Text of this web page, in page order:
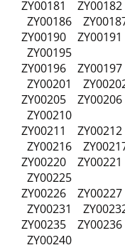
ZY00181
ZY00186
ZY00190
ZY00195
ZY00196
ZY00201
ZY00205
ZY00210
ZY00211
ZY00216
ZY00220
ZY00225
ZY00226
ZY00231
ZY00235
ZY00240